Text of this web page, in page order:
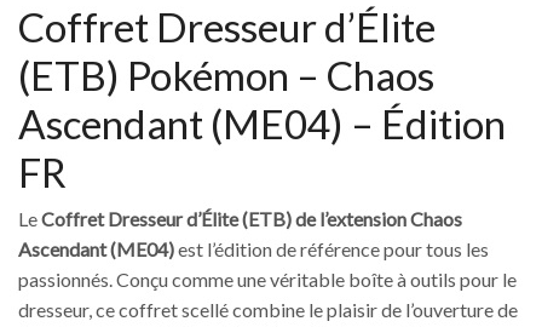
Coffret Dresseur d’Élite
(ETB) Pokémon – Chaos
Ascendant (ME04) – Édition
FR
LeCoffret Dresseur d’Élite (ETB) de l’extension Chaos
Ascendant (ME04)est l’édition de référence pour tous les
passionnés. Conçu comme une véritable boîte à outils pour le
dresseur, ce coffret scellé combine le plaisir de l’ouverture de